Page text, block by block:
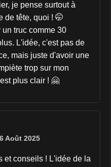
je pense surtout à
de tête, quoi ! 🤭
truc comme 30
L'idée, c'est pas de
mais juste d'avoir une
trop sur mon
plus clair ! 🤗
Août 2025
et conseils ! L'idée de la